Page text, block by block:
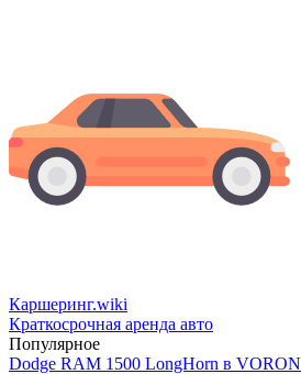
Каршеринг.wiki
Краткосрочная аренда авто
Популярное
Dodge RAM 1500 LongHorn в VORON